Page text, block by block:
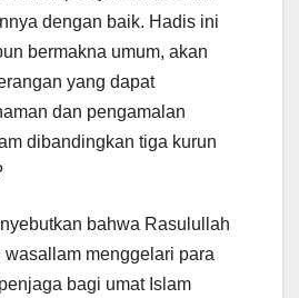
dengan baik. Hadis ini
bermakna umum, akan
yang dapat
dan pengamalan
dibandingkan tiga kurun
bahwa Rasulullah
wasallam menggelari para
bagi umat Islam